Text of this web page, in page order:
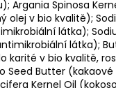
Argania Spinosa
olej v bio kvalitě);
látka);
látka);
karité v bio kvalitě,
Seed Butter (kakaové
Kernel Oil